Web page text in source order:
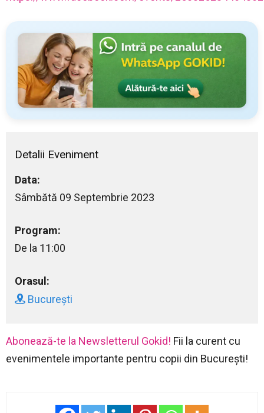
Detalii Eveniment
Data:
Sâmbătă 09 Septembrie 2023
Program:
De la 11:00
Orasul:
București
Abonează-te la Newsletterul Gokid! Fii la curent cu
evenimentele importante pentru copii din București!